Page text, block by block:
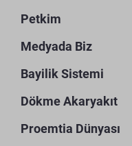
Petkim
Medyada Biz
Bayilik Sistemi
Dökme Akaryakıt
Proemtia Dünyası